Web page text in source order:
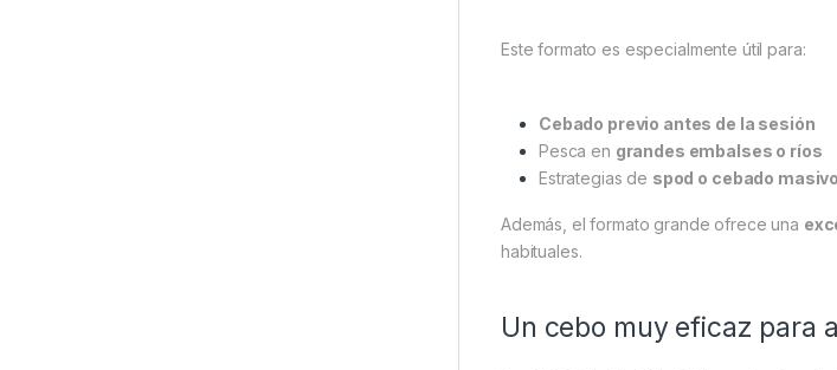
Este formato es especialmente útil para:
Cebado previo antes de la sesión
Pesca en grandes embalses o ríos
Estrategias de spod o cebado masivo
Además, el formato grande ofrece una
habituales.
Un cebo muy eficaz para